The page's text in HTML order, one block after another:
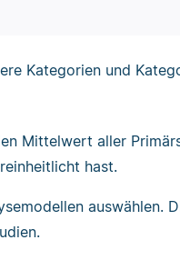
Kategorien und
Mittelwert aller
hast.
auswählen.